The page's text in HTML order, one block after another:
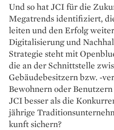
Und so hat JCI für die
Megatrends identifiziert,
leiten und den Erfolg
Digitalisierung und
Strategie steht mit
die an der Schnittstelle
Gebäudebesitzern bzw. -
Bewohnern oder
JCI besser als die
jährige
kunft sichern?